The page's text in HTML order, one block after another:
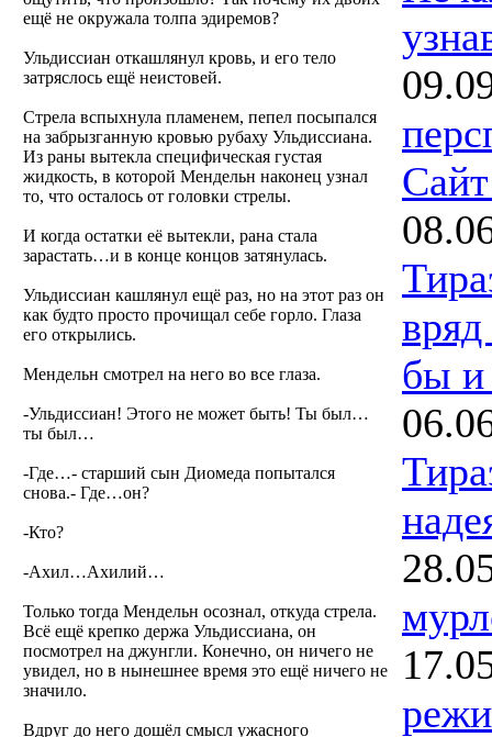
ещё не окружала толпа эдиремов?
Ульдиссиан откашлянул кровь, и его тело
затряслось ещё неистовей.
Стрела вспыхнула пламенем, пепел посыпался
на забрызганную кровью рубаху Ульдиссиана.
Из раны вытекла специфическая густая
жидкость, в которой Мендельн наконец узнал
то, что осталось от головки стрелы.
И когда остатки её вытекли, рана стала
зарастать…и в конце концов затянулась.
Ульдиссиан кашлянул ещё раз, но на этот раз он
как будто просто прочищал себе горло. Глаза
его открылись.
Мендельн смотрел на него во все глаза.
-Ульдиссиан! Этого не может быть! Ты был…
ты был…
-Где…- старший сын Диомеда попытался
снова.- Где…он?
-Кто?
-Ахил…Ахилий…
Только тогда Мендельн осознал, откуда стрела.
Всё ещё крепко держа Ульдиссиана, он
посмотрел на джунгли. Конечно, он ничего не
увидел, но в нынешнее время это ещё ничего не
значило.
Вдруг до него дошёл смысл ужасного
бы и